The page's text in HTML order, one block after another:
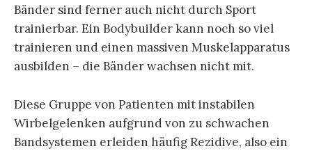
Bänder sind ferner auch nicht durch Sport
trainierbar. Ein Bodybuilder kann noch so viel
trainieren und einen massiven Muskelapparatus
ausbilden – die Bänder wachsen nicht mit.
Diese Gruppe von Patienten mit instabilen
Wirbelgelenken aufgrund von zu schwachen
Bandsystemen erleiden häufig Rezidive, also ein